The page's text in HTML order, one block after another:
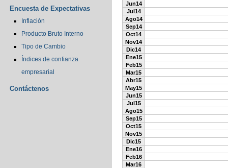
Encuesta de Expectativas
Inflación
Producto Bruto Interno
Tipo de Cambio
Índices de confianza
empresarial
Contáctenos
Jun14
Jul14
Ago14
Sep14
Oct14
Nov14
Dic14
Ene15
Feb15
Mar15
Abr15
May15
Jun15
Jul15
Ago15
Sep15
Oct15
Nov15
Dic15
Ene16
Feb16
Mar16